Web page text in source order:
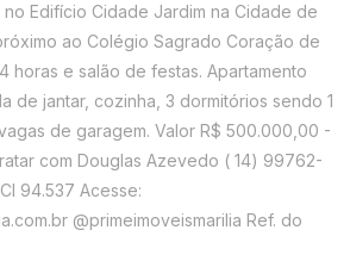
Edifício Cidade Jardim na Cidade de
ao Colégio Sagrado Coração de
horas e salão de festas. Apartamento
de jantar, cozinha, 3 dormitórios sendo 1
de garagem. Valor R$ 500.000,00 -
com Douglas Azevedo ( 14) 99762-
94.537 Acesse:
@primeimoveismarilia Ref. do